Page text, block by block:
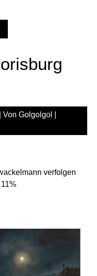
| Von Golgolgol
verfolgen